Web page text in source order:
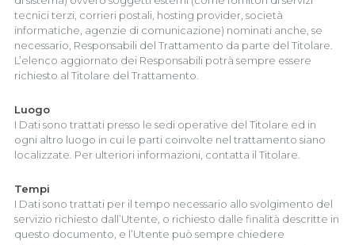
tecnici terzi, corrieri postali, hosting provider, società
informatiche, agenzie di comunicazione) nominati anche, se
necessario, Responsabili del Trattamento da parte del Titolare.
L’elenco aggiornato dei Responsabili potrà sempre essere
richiesto al Titolare del Trattamento.
Luogo
I Dati sono trattati presso le sedi operative del Titolare ed in
ogni altro luogo in cui le parti coinvolte nel trattamento siano
localizzate. Per ulteriori informazioni, contatta il Titolare.
Tempi
I Dati sono trattati per il tempo necessario allo svolgimento del
servizio richiesto dall’Utente, o richiesto dalle finalità descritte in
questo documento, e l’Utente può sempre chiedere